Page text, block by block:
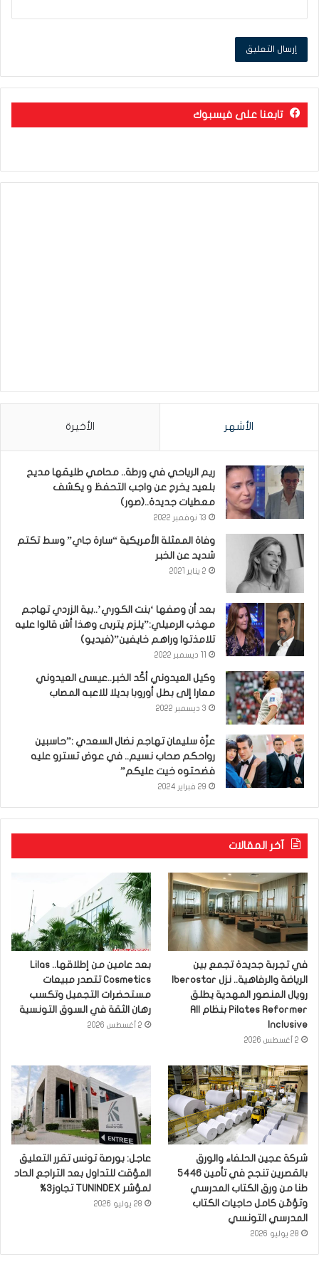
تابعنا على فيسبوك
الأشهر الأخيرة
ريم الرياحي في ورطة.. محامي طليقها مديح
بلعيد يخرج عن واجب التحفظ و يكشف
معطيات جديدة..(صور)
13 نوفمبر 2022
وفاة الممثلة الأمريكية “سارة جاي” وسط تكتم
شديد عن الخبر
2 يناير 2021
بعد أن وصفها ‘بنت الكوري’..بية الزردي تهاجم
مهذب الرميلي:”يلزم يتربى وهذا أش قالوا عليه
تلامذتوا وراهم خايفين”(فيديو)
وكيل العيدوني أكّد الخبر..عيسى العيدوني
معارا إلى بطل أوروبا بديلا للاعبه المصاب
3 ديسمبر 2022
عزّة سليمان تهاجم نضال السعدي :”حاسبين
رواحكم صحاب نسيم.. في عوض تسترو عليه
فضحتوه خيت عليكم”
29 فبراير 2024
آخر المقالات
في تجربة جديدة تجمع بين
رويال المنصور المهدية يطلق
Pilates Reformer بنظام All
Inclusive
2 أغسطس 2026
بعد عامين من إطلاقها.. Lilas
Cosmetics تتصدر مبيعات
مستحضرات التجميل وتكسب
رهان الثقة في السوق التونسية
2 أغسطس 2026
شركة عجين الحلفاء والورق
بالقصرين تنجح في تأمين 5446
طنا من ورق الكتاب المدرسي
وتؤمّن كامل حاجيات الكتاب
المدرسي التونسي
28 يوليو 2026
عاجل: بورصة تونس تقرر التعليق
المؤقت للتداول بعد التراجع الحاد
لمؤشر TUNINDEX تجاوز3%
28 يوليو 2026